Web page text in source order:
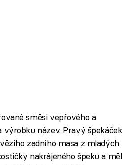
směsi vepřového a
výrobku název. Pravý špekáček
zadního masa z mladých
nakrájeného špeku a měl